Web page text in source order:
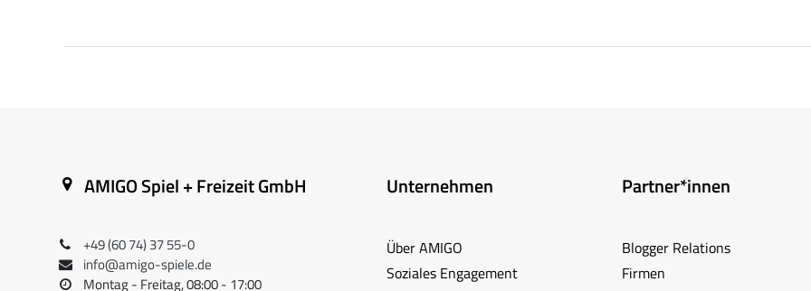
AMIGO Spiel + Freizeit GmbH
+49 (60 74) 37 55-0
info@amigo-spiele.de
Montag - Freitag, 08:00 - 17:00
Unternehmen
Über AMIGO
Soziales Engagement
Partner*innen
Blogger Relations
Firmen